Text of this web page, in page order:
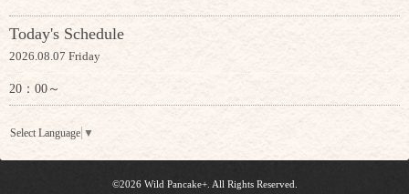
Today's Schedule
2026.08.07 Friday
20：00～
Select Language ▼
©2026 Wild Pancake+. All Rights Reserved.